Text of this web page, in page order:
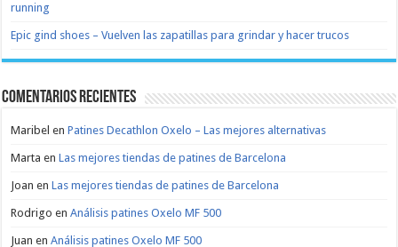
running
Epic gind shoes – Vuelven las zapatillas para grindar y hacer trucos
Comentarios recientes
Maribel enPatines Decathlon Oxelo – Las mejores alternativas
Marta enLas mejores tiendas de patines de Barcelona
Joan enLas mejores tiendas de patines de Barcelona
Rodrigo enAnálisis patines Oxelo MF 500
Juan enAnálisis patines Oxelo MF 500